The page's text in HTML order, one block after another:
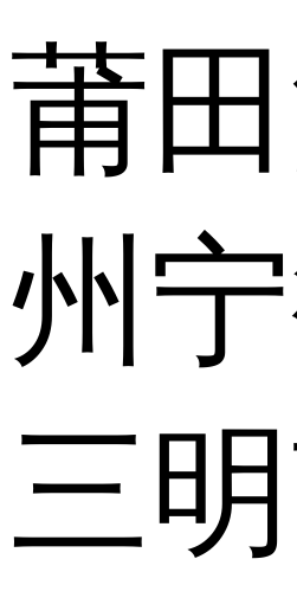
莆田
州
三明